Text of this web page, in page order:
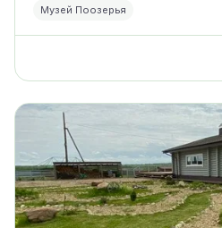
Музей Поозерья